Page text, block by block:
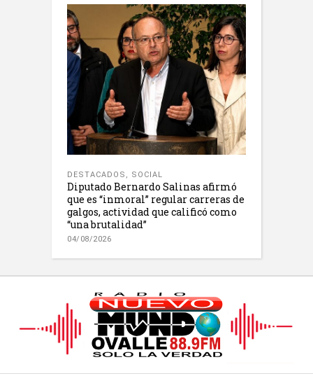
DESTACADOS , SOCIAL
Diputado Bernardo Salinas afirmó
que es “inmoral” regular carreras de
galgos, actividad que calificó como
“una brutalidad”
04/08/2026